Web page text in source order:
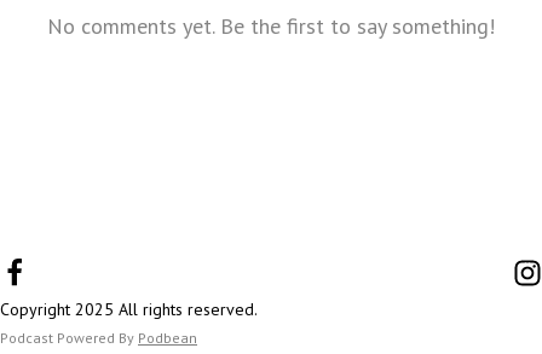
No comments yet. Be the first to say something!
Copyright 2025 All rights reserved.
Podcast Powered By Podbean